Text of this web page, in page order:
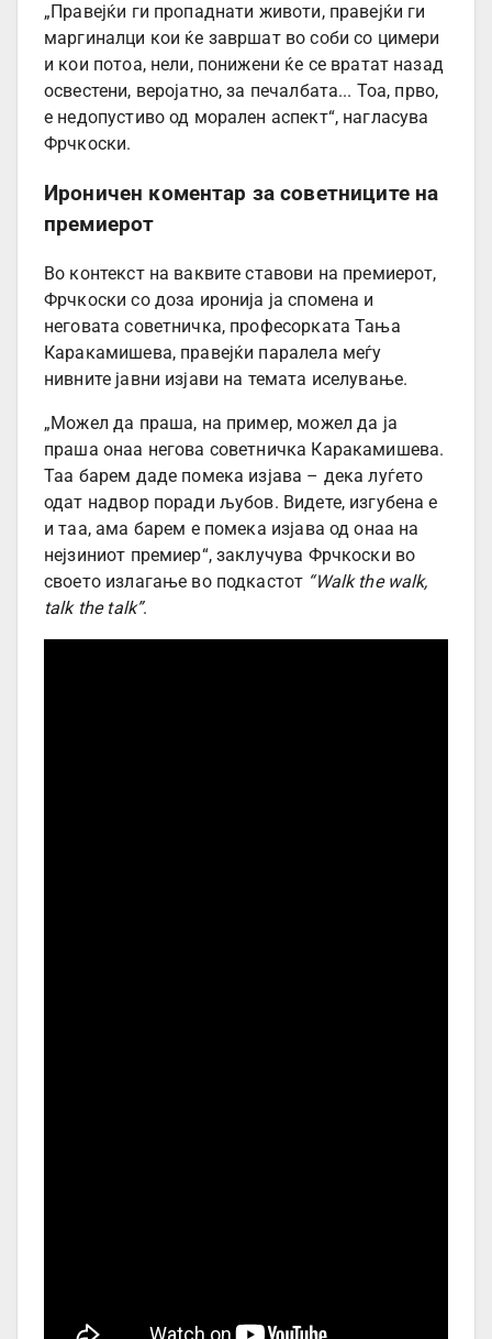
„Правејќи ги пропаднати животи, правејќи ги
маргиналци кои ќе завршат во соби со цимери
и кои потоа, нели, понижени ќе се вратат назад
освестени, веројатно, за печалбата... Тоа, прво,
е недопустиво од морален аспект“, нагласува
Фрчкоски.
Ироничен коментар за советниците на
премиерот
Во контекст на ваквите ставови на премиерот,
Фрчкоски со доза иронија ја спомена и
неговата советничка, професорката Тања
Каракамишева, правејќи паралела меѓу
нивните јавни изјави на темата иселување.
„Можел да праша, на пример, можел да ја
праша онаа негова советничка Каракамишева.
Таа барем даде помека изјава – дека луѓето
одат надвор поради љубов. Видете, изгубена е
и таа, ама барем е помека изјава од онаа на
нејзиниот премиер“, заклучува Фрчкоски во
своето излагање во подкастот “Walk the walk,
talk the talk”.